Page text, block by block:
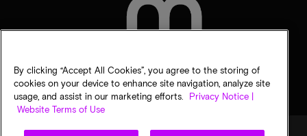
By clicking “Accept All Cookies”, you agree to the storing of
cookies on your device to enhance site navigation, analyze site
usage, and assist in our marketing efforts.
Privacy Notice |
Website Terms of Use